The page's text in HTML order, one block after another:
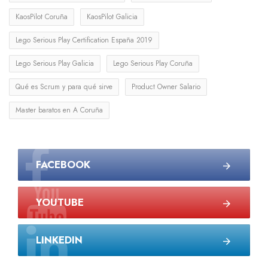
KaosPilot Coruña KaosPilot Galicia
Lego Serious Play Certification España 2019
Lego Serious Play Galicia Lego Serious Play Coruña
Qué es Scrum y para qué sirve Product Owner Salario
Master baratos en A Coruña
FACEBOOK
YOUTUBE
LINKEDIN